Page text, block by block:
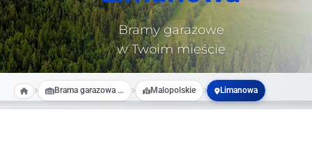
Bramy garażowe
w Twoim mieście
Brama garazowa na wymiar Malopolskie Limanowa